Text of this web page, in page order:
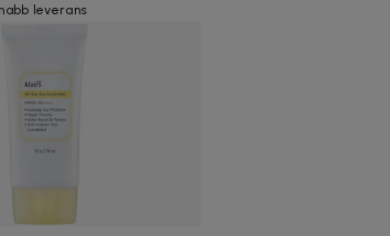
leverans